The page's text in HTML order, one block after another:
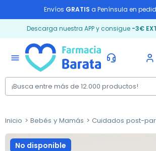
Envíos GRATIS a Península en
Descarga nuestra APP y consigue -3€
menu
Inicio Bebés y Mamás Cuidados post-
No disponible